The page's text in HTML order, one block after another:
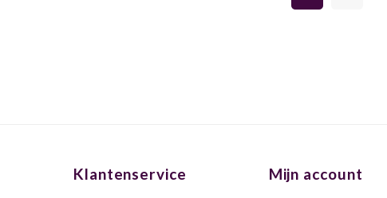
Klantenservice Mijn account